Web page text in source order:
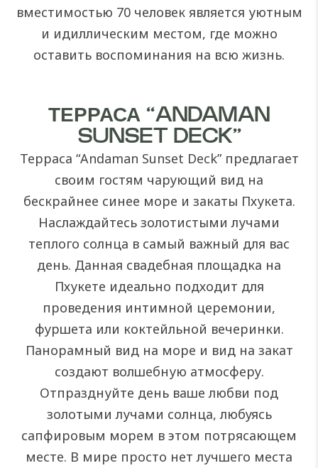
вместимостью 70 человек является уютным
и идиллическим местом, где можно
оставить воспоминания на всю жизнь.
ТЕРРАСА “ANDAMAN
SUNSET DECK”
Терраса “Andaman Sunset Deck” предлагает
своим гостям чарующий вид на
бескрайнее синее море и закаты Пхукета.
Наслаждайтесь золотистыми лучами
теплого солнца в самый важный для вас
день. Данная свадебная площадка на
Пхукете идеально подходит для
проведения интимной церемонии,
фуршета или коктейльной вечеринки.
Панорамный вид на море и вид на закат
создают волшебную атмосферу.
Отпразднуйте день ваше любви под
золотыми лучами солнца, любуясь
сапфировым морем в этом потрясающем
месте. В мире просто нет лучшего места